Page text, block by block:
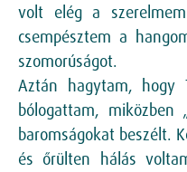
volt elég a
csempésztem a
szomorúságot.
Aztán hagytam, hogy
bólogattam, miközben
baromságokat beszélt.
és őrülten hálás